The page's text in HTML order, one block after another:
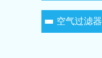
空气过滤器